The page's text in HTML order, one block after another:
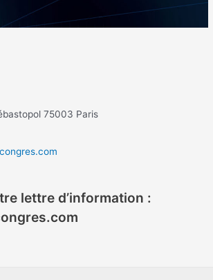
75003 Paris
lettre d’information :